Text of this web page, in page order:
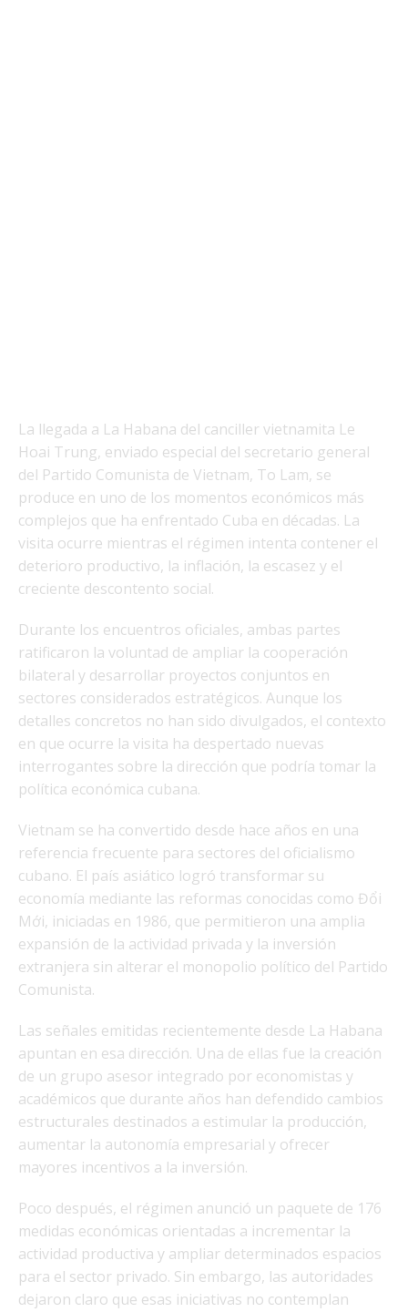
La llegada a La Habana del canciller vietnamita Le
Hoai Trung, enviado especial del secretario general
del Partido Comunista de Vietnam, To Lam, se
produce en uno de los momentos económicos más
complejos que ha enfrentado Cuba en décadas. La
visita ocurre mientras el régimen intenta contener el
deterioro productivo, la inflación, la escasez y el
creciente descontento social.
Durante los encuentros oficiales, ambas partes
ratificaron la voluntad de ampliar la cooperación
bilateral y desarrollar proyectos conjuntos en
sectores considerados estratégicos. Aunque los
detalles concretos no han sido divulgados, el contexto
en que ocurre la visita ha despertado nuevas
interrogantes sobre la dirección que podría tomar la
política económica cubana.
Vietnam se ha convertido desde hace años en una
referencia frecuente para sectores del oficialismo
cubano. El país asiático logró transformar su
economía mediante las reformas conocidas como Đổi
Mới, iniciadas en 1986, que permitieron una amplia
expansión de la actividad privada y la inversión
extranjera sin alterar el monopolio político del Partido
Comunista.
Las señales emitidas recientemente desde La Habana
apuntan en esa dirección. Una de ellas fue la creación
de un grupo asesor integrado por economistas y
académicos que durante años han defendido cambios
estructurales destinados a estimular la producción,
aumentar la autonomía empresarial y ofrecer
mayores incentivos a la inversión.
Poco después, el régimen anunció un paquete de 176
medidas económicas orientadas a incrementar la
actividad productiva y ampliar determinados espacios
para el sector privado. Sin embargo, las autoridades
dejaron claro que esas iniciativas no contemplan